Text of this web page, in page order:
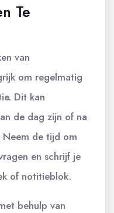
Te
van
om regelmatig
Dit kan
de dag zijn of na
Neem de tijd om
en schrijf je
of notitieblok.
behulp van